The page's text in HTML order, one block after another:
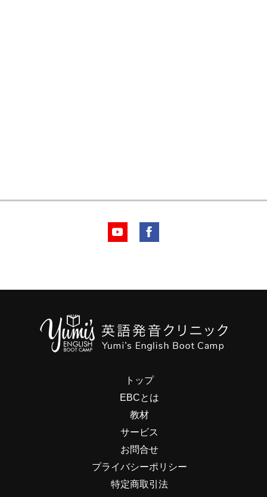
トップ
EBCとは
教材
サービス
お問合せ
プライバシーポリシー
特定商取引法